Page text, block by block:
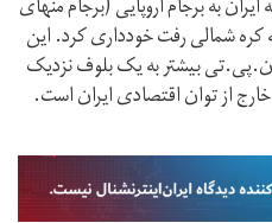
به برجام اروپایی (برجام منهای
کره شمالی رفت خودداری کرد. این
بیشتر به یک بلوف نزدیک
از توان اقتصادی ایران است.